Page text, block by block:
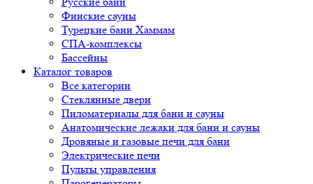
Финские сауны
Турецкие бани Хаммам
СПА-комплексы
Бассейны
Каталог товаров
Все категории
Стеклянные двери
Пиломатериалы для бани и сауны
Анатомические лежаки для бани и сауны
Дровяные и газовые печи для бани
Электрические печи
Пульты управления